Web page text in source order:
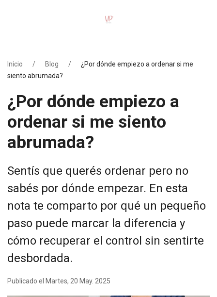
Inicio Blog
¿Por dónde empiezo a ordenar si me
siento abrumada?
¿Por dónde empiezo a
ordenar si me siento
abrumada?
Sentís que querés ordenar pero no
sabés por dónde empezar. En esta
nota te comparto por qué un pequeño
paso puede marcar la diferencia y
cómo recuperar el control sin sentirte
desbordada.
Publicado el Martes, 20 May. 2025